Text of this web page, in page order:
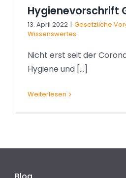
Hygienevorschrift
13. April 2022 | Gesetzliche
Wissenswertes
Nicht erst seit der
Hygiene und [...]
Weiterlesen